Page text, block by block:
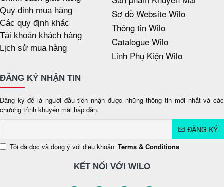
Quy định mua hàng
Các quy định khác
Tài khoản khách hàng
Lịch sử mua hàng
Sơ đồ Website Wilo
Thông tin Wilo
Catalogue Wilo
Linh Phụ Kiện Wilo
ĐĂNG KÝ NHẬN TIN
Đăng ký để là người đầu tiên nhận được những thông tin mới nhất và các
chương trình khuyến mãi hấp dẫn.
ĐĂNG KÝ
Tôi đã đọc và đồng ý với điều khoản Terms & Conditions
KẾT NỐI VỚI WILO